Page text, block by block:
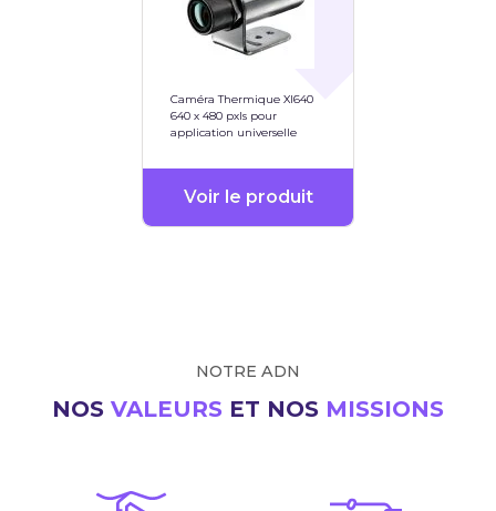
Caméra Thermique XI640
640 x 480 pxls pour
application universelle
Voir le produit
NOTRE ADN
NOS VALEURS ET NOS MISSIONS